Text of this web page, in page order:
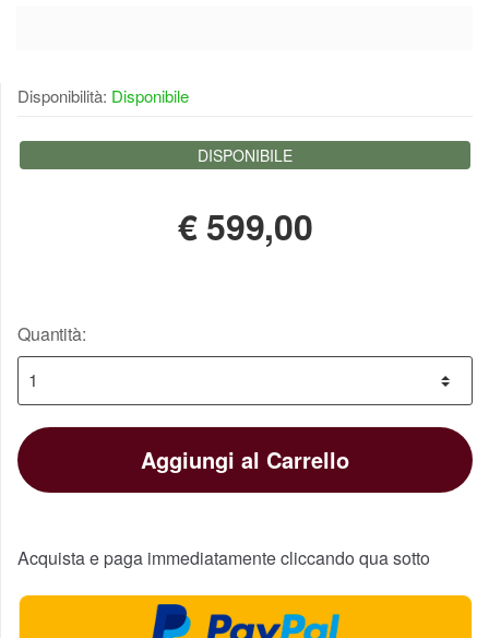
Disponibilità: Disponibile
DISPONIBILE
€599,00
Quantità:
Aggiungi al Carrello
Acquista e paga immediatamente cliccando qua sotto